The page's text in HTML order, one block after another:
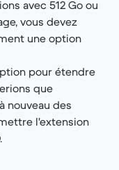
avec 512 Go ou
vous devez
une option
pour étendre
que
nouveau des
l'extension